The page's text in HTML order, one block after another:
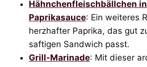
Hähnchenfleischbällchen
Paprikasauce: Ein weiteres
herzhafter Paprika, das gut
saftigen Sandwich passt.
Grill-Marinade: Mit dieser